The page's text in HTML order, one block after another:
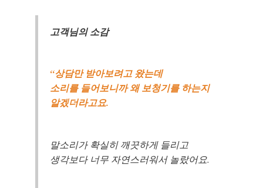
고객님의 소감
“상담만 받아보려고 왔는데
소리를 들어보니까 왜 보청기를 하는지
알겠더라고요.
말소리가 확실히 깨끗하게 들리고
생각보다 너무 자연스러워서 놀랐어요.